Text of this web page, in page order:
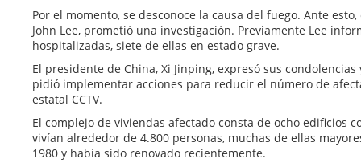
Por el momento, se desconoce la causa del fuego. Ante
John Lee, prometió una investigación. Previamente Lee
hospitalizadas, siete de ellas en estado grave.
El presidente de China, Xi Jinping, expresó sus
pidió implementar acciones para reducir el número de
estatal CCTV.
El complejo de viviendas afectado consta de ocho edificios
vivían alrededor de 4.800 personas, muchas de ellas
1980 y había sido renovado recientemente.